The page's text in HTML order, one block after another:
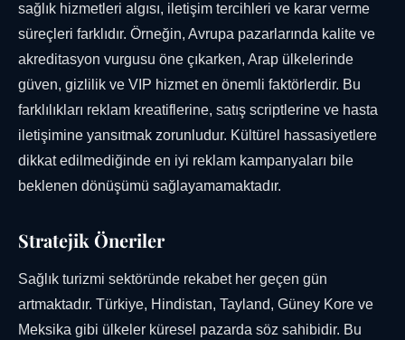
sağlık hizmetleri algısı, iletişim tercihleri ve karar verme
süreçleri farklıdır. Örneğin, Avrupa pazarlarında kalite ve
akreditasyon vurgusu öne çıkarken, Arap ülkelerinde
güven, gizlilik ve VIP hizmet en önemli faktörlerdir. Bu
farklılıkları reklam kreatiflerine, satış scriptlerine ve hasta
iletişimine yansıtmak zorunludur. Kültürel hassasiyetlere
dikkat edilmediğinde en iyi reklam kampanyaları bile
beklenen dönüşümü sağlayamamaktadır.
Stratejik Öneriler
Sağlık turizmi sektöründe rekabet her geçen gün
artmaktadır. Türkiye, Hindistan, Tayland, Güney Kore ve
Meksika gibi ülkeler küresel pazarda söz sahibidir. Bu